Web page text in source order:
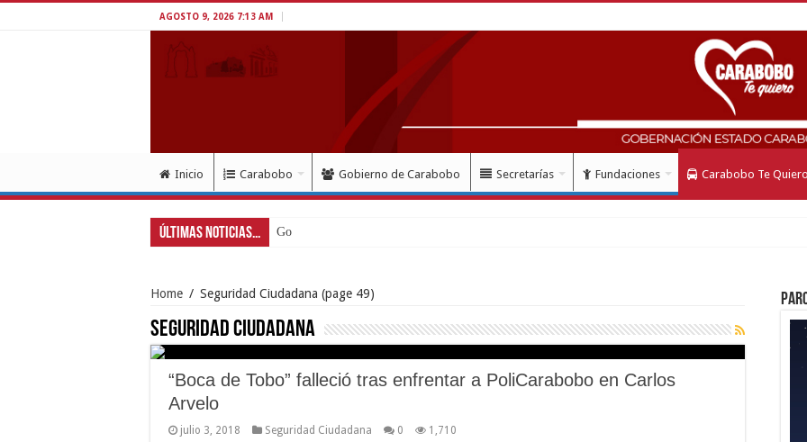
AGOSTO 9, 2026 7:13 AM
Inicio Carabobo Gobierno de Carabobo Secretarías Fundaciones Carabobo Te Quiero
Últimas Noticias... Gobernador Lacava a un m
Home / Seguridad Ciudadana (page 49)
Seguridad Ciudadana
“Boca de Tobo” falleció tras enfrentar a PoliCarabobo en Carlos
Arvelo
julio 3, 2018 Seguridad Ciudadana 0 1,710